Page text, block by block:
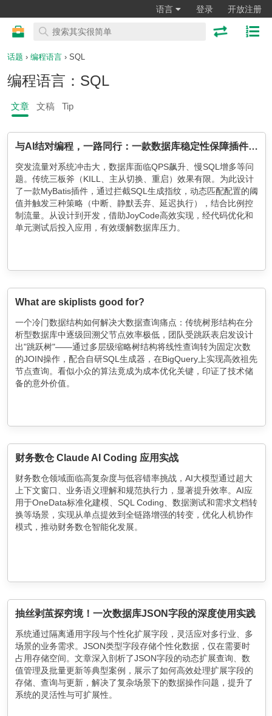
语言 登录 开放注册
话题 › 编程语言 › SQL
编程语言：SQL
文章 文稿 Tip
与AI结对编程，一路同行：一款数据库稳定性保障插件之AI设计开发结对编程实践之路
突发流量对系统冲击大，数据库面临QPS飙升、慢SQL增多等问
题。传统三板斧（KILL、主从切换、重启）效果有限。为此设计
了一款MyBatis插件，通过拦截SQL生成指纹，动态匹配配置的阈
值并触发三种策略（中断、静默丢弃、延迟执行），结合比例控
制流量。从设计到开发，借助JoyCode高效实现，经代码优化和
单元测试后投入应用，有效缓解数据库压力。
What are skiplists good for?
一个冷门数据结构如何解决大数据查询痛点：传统树形结构在分
析型数据库中逐级回溯父节点效率极低，团队受跳跃表启发设计
出"跳跃树"——通过多层级缩略树结构将线性查询转为固定次数
的JOIN操作，配合自研SQL生成器，在BigQuery上实现高效祖先
节点查询。看似小众的算法竟成为成本优化关键，印证了技术储
备的意外价值。
财务数仓 Claude AI Coding 应用实战
财务数仓领域面临高复杂度与低容错率挑战，AI大模型通过超大
上下文窗口、业务语义理解和规范执行力，显著提升效率。AI应
用于OneData标准化建模、SQL Coding、数据测试和需求文档转
换等场景，实现从单点提效到全链路增强的转变，优化人机协作
模式，推动财务数仓智能化发展。
抽丝剥茧探穷境！一次数据库JSON字段的深度使用实践
系统通过隔离通用字段与个性化扩展字段，灵活应对多行业、多
场景的业务需求。JSON类型字段存储个性化数据，仅在需要时
占用存储空间。文章深入剖析了JSON字段的动态扩展查询、数
值管理及批量更新等典型案例，展示了如何高效处理扩展字段的
存储、查询与更新，解决了复杂场景下的数据操作问题，提升了
系统的灵活性与可扩展性。